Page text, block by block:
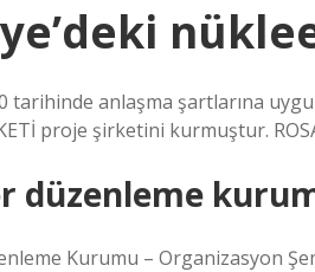
tarihinde anlaşma şartlarına
proje şirketini kurmuştur.
düzenleme
Kurumu – Organizasyon